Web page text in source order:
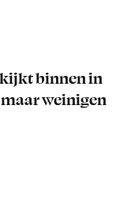
kijkt binnen in
maar weinigen